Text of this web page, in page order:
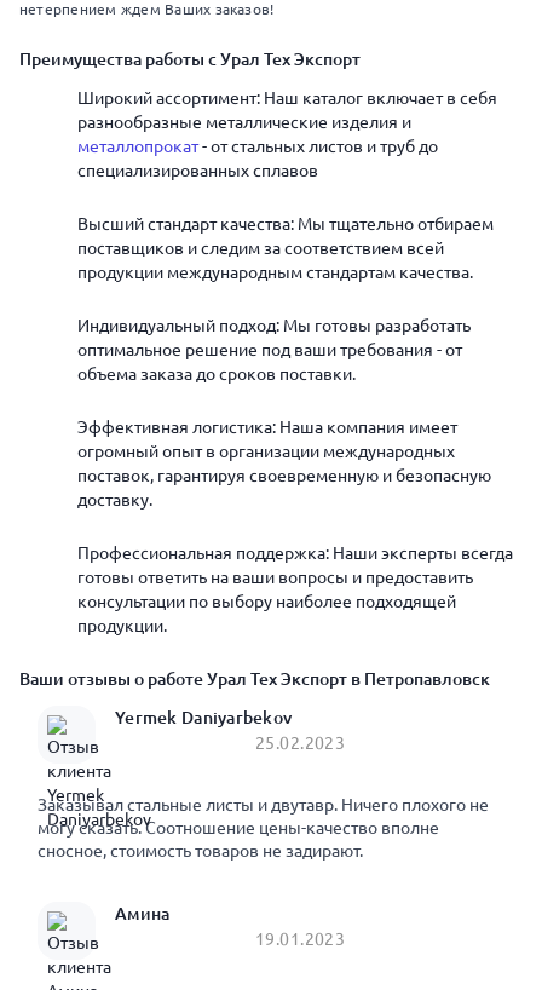
нетерпением ждем Ваших заказов!
Преимущества работы с Урал Тех Экспорт
Широкий ассортимент: Наш каталог включает в себя
разнообразные металлические изделия и
металлопрокат- от стальных листов и труб до
специализированных сплавов
Высший стандарт качества: Мы тщательно отбираем
поставщиков и следим за соответствием всей
продукции международным стандартам качества.
Индивидуальный подход: Мы готовы разработать
оптимальное решение под ваши требования - от
объема заказа до сроков поставки.
Эффективная логистика: Наша компания имеет
огромный опыт в организации международных
поставок, гарантируя своевременную и безопасную
доставку.
Профессиональная поддержка: Наши эксперты всегда
готовы ответить на ваши вопросы и предоставить
консультации по выбору наиболее подходящей
продукции.
Ваши отзывы о работе Урал Тех Экспорт в Петропавловск
Yermek Daniyarbekov
25.02.2023
Заказывал стальные листы и двутавр. Ничего плохого не
могу сказать. Соотношение цены-качество вполне
сносное, стоимость товаров не задирают.
Амина
19.01.2023